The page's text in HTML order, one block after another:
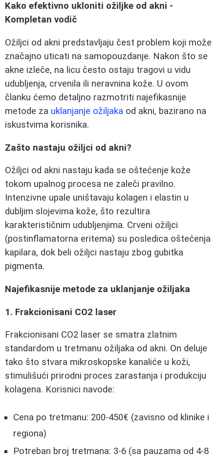
Kako efektivno ukloniti ožiljke od akni -
Kompletan vodič
Ožiljci od akni predstavljaju čest problem koji može
značajno uticati na samopouzdanje. Nakon što se
akne izleče, na licu često ostaju tragovi u vidu
udubljenja, crvenila ili neravnina kože. U ovom
članku ćemo detaljno razmotriti najefikasnije
metode za uklanjanje ožiljaka od akni, bazirano na
iskustvima korisnika.
Zašto nastaju ožiljci od akni?
Ožiljci od akni nastaju kada se oštećenje kože
tokom upalnog procesa ne zaleči pravilno.
Intenzivne upale uništavaju kolagen i elastin u
dubljim slojevima kože, što rezultira
karakterističnim udubljenjima. Crveni ožiljci
(postinflamatorna eritema) su posledica oštećenja
kapilara, dok beli ožiljci nastaju zbog gubitka
pigmenta.
Najefikasnije metode za uklanjanje ožiljaka
1. Frakcionisani CO2 laser
Frakcionisani CO2 laser se smatra zlatnim
standardom u tretmanu ožiljaka od akni. On deluje
tako što stvara mikroskopske kanaliće u koži,
stimulišući prirodni proces zarastanja i produkciju
kolagena. Korisnici navode:
Cena po tretmanu: 200-450€ (zavisno od klinike i
regiona)
Potreban broj tretmana: 3-6 (sa pauzama od 4-8